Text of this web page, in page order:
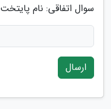
سوال اتفاقی: نام
ارسال